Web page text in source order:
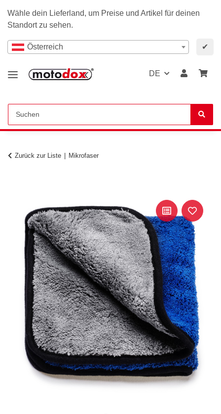
Wähle dein Lieferland, um Preise und Artikel für deinen
Standort zu sehen.
Österreich ✔
DE
Zurück zur Liste Mikrofaser